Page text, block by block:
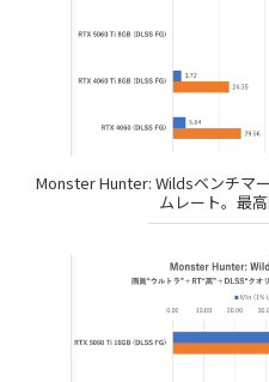
Monster Hunter: Wildsベンチマ
ムレート。最